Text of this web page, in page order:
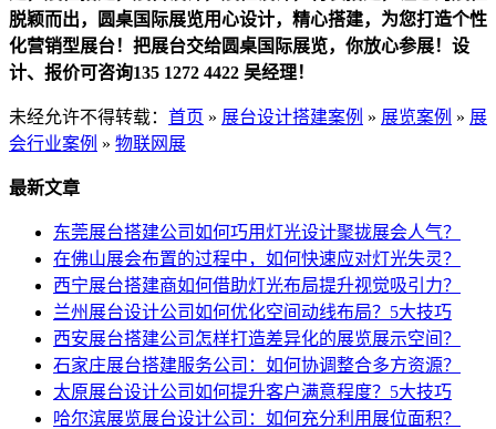
脱颖而出，圆桌国际展览用心设计，精心搭建，为您打造个性
化营销型展台！把展台交给圆桌国际展览，你放心参展！设
计、报价可咨询135 1272 4422 吴经理！
未经允许不得转载： 首页 » 展台设计搭建案例 » 展览案例 » 展
会行业案例 » 物联网展
最新文章
东莞展台搭建公司如何巧用灯光设计聚拢展会人气？
在佛山展会布置的过程中，如何快速应对灯光失灵？
西宁展台搭建商如何借助灯光布局提升视觉吸引力？
兰州展台设计公司如何优化空间动线布局？5大技巧
西安展台搭建公司怎样打造差异化的展览展示空间？
石家庄展台搭建服务公司：如何协调整合多方资源？
太原展台设计公司如何提升客户满意程度？5大技巧
哈尔滨展览展台设计公司：如何充分利用展位面积？